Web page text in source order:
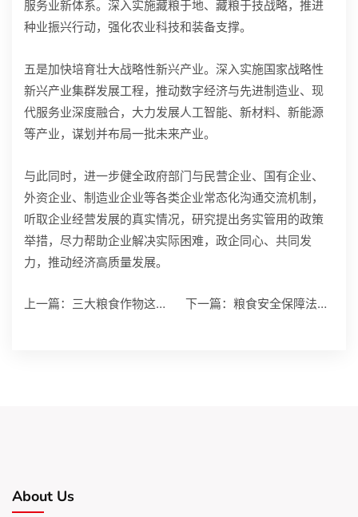
服务业新体系。深入实施藏粮于地、藏粮于技战略，推进
种业振兴行动，强化农业科技和装备支撑。
五是加快培育壮大战略性新兴产业。深入实施国家战略性
新兴产业集群发展工程，推动数字经济与先进制造业、现
代服务业深度融合，大力发展人工智能、新材料、新能源
等产业，谋划并布局一批未来产业。
与此同时，进一步健全政府部门与民营企业、国有企业、
外资企业、制造业企业等各类企业常态化沟通交流机制，
听取企业经营发展的真实情况，研究提出务实管用的政策
举措，尽力帮助企业解决实际困难，政企同心、共同发
力，推动经济高质量发展。
上一篇： 三大粮食作物这两类保 下一篇： 粮食安全保障法首次提
About Us